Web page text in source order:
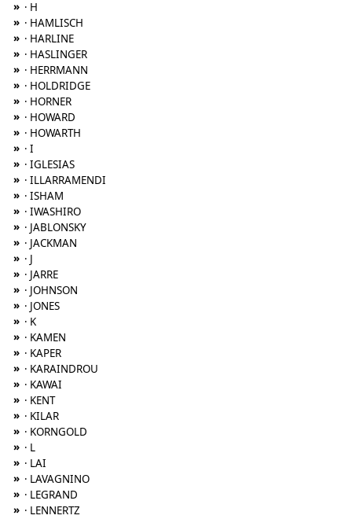
» · H
» · HAMLISCH
» · HARLINE
» · HASLINGER
» · HERRMANN
» · HOLDRIDGE
» · HORNER
» · HOWARD
» · HOWARTH
» · I
» · IGLESIAS
» · ILLARRAMENDI
» · ISHAM
» · IWASHIRO
» · JABLONSKY
» · JACKMAN
» · J
» · JARRE
» · JOHNSON
» · JONES
» · K
» · KAMEN
» · KAPER
» · KARAINDROU
» · KAWAI
» · KENT
» · KILAR
» · KORNGOLD
» · L
» · LAI
» · LAVAGNINO
» · LEGRAND
» · LENNERTZ